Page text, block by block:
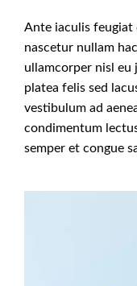
Ante iaculis feugiat
nascetur nullam
ullamcorper nisl eu
platea felis sed
vestibulum ad
condimentum
semper et congue